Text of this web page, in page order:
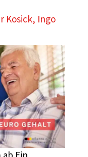
Kosick, Ingo